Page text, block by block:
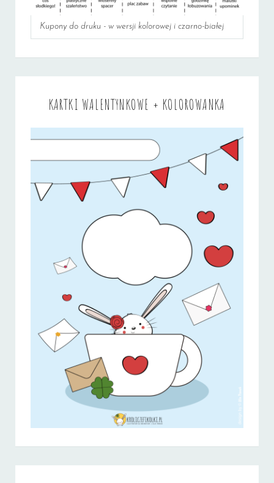
Kupony do druku - w wersji kolorowej i czarno-białej
KARTKI WALENTYNKOWE + KOLOROWANKA